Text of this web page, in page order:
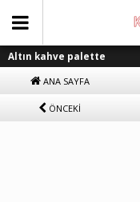
Altın kahve palette
ANA SAYFA
ÖNCEKİ